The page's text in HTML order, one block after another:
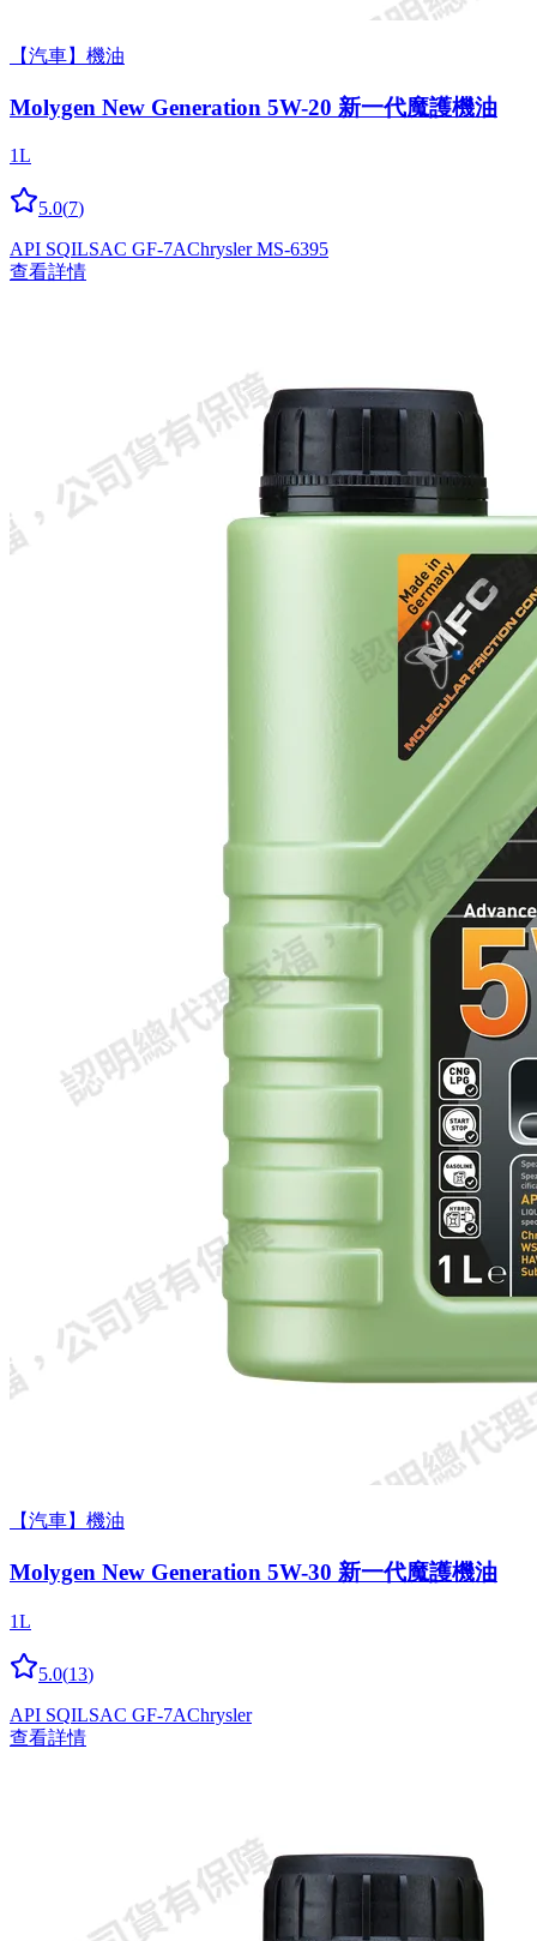
【汽車】機油
Molygen New Gener­a­tion 5W-20 新一代魔護機油
1L
5.0(7)
API SQILSAC GF-7AChrysler MS-6395
查看詳情
【汽車】機油
Molygen New Gener­a­tion 5W-30 新一代魔護機油
1L
5.0(13)
API SQILSAC GF-7AChrysler
查看詳情